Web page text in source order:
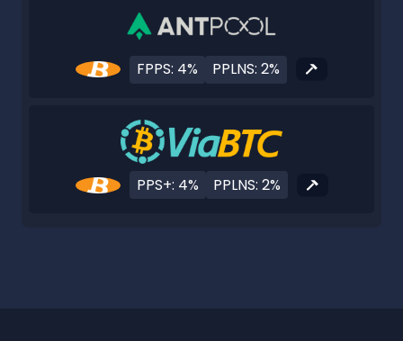
FPPS: 4% PPLNS: 2%
PPS+: 4% PPLNS: 2%